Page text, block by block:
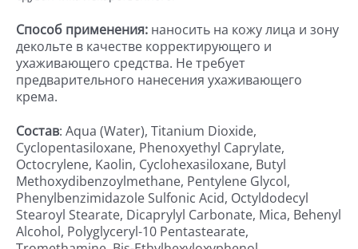
Способ применения: наносить на кожу лица и зону
декольте в качестве корректирующего и
ухаживающего средства. Не требует
предварительного нанесения ухаживающего
крема.
Состав: Aqua (Water), Titanium Dioxide,
Cyclopentasiloxane, Phenoxyethyl Caprylate,
Octocrylene, Kaolin, Cyclohexasiloxane, Butyl
Methoxydibenzoylmethane, Pentylene Glycol,
Phenylbenzimidazole Sulfonic Acid, Octyldodecyl
Stearoyl Stearate, Dicaprylyl Carbonate, Mica, Behenyl
Alcohol, Polyglyceryl-10 Pentastearate,